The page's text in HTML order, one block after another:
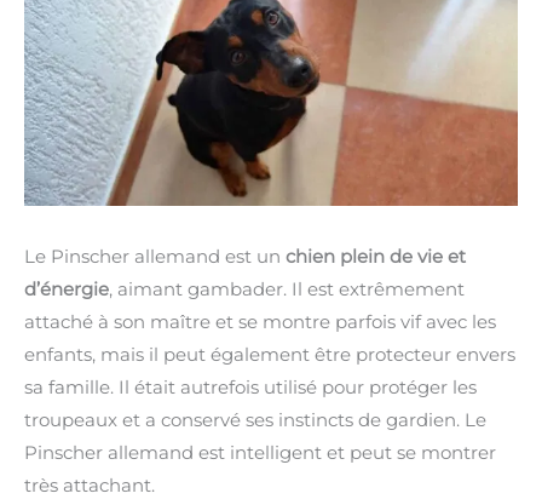
Le Pinscher allemand est un chien plein de vie et
d’énergie, aimant gambader. Il est extrêmement
attaché à son maître et se montre parfois vif avec les
enfants, mais il peut également être protecteur envers
sa famille. Il était autrefois utilisé pour protéger les
troupeaux et a conservé ses instincts de gardien. Le
Pinscher allemand est intelligent et peut se montrer
très attachant.